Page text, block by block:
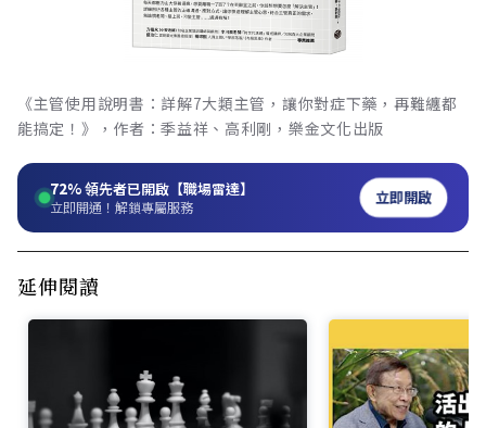
《主管使用說明書：詳解7大類主管，讓你對症下藥，再難纏都
能搞定！》，作者：季益祥、高利剛，樂金文化出版
72%領先者已開啟【職場雷達】
立即開通！解鎖專屬服務 立即開啟
延伸閱讀